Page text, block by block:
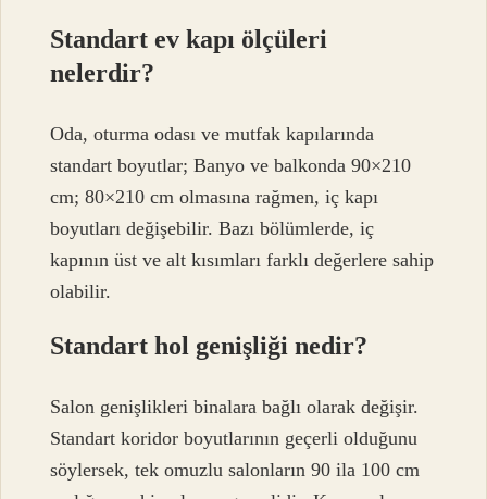
Standart ev kapı ölçüleri
nelerdir?
Oda, oturma odası ve mutfak kapılarında
standart boyutlar; Banyo ve balkonda 90×210
cm; 80×210 cm olmasına rağmen, iç kapı
boyutları değişebilir. Bazı bölümlerde, iç
kapının üst ve alt kısımları farklı değerlere sahip
olabilir.
Standart hol genişliği nedir?
Salon genişlikleri binalara bağlı olarak değişir.
Standart koridor boyutlarının geçerli olduğunu
söylersek, tek omuzlu salonların 90 ila 100 cm